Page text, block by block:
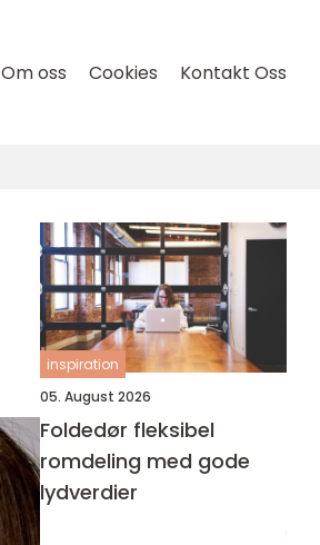
Om oss Cookies Kontakt Oss
inspiration
05. August 2026
Foldedør fleksibel
romdeling med gode
lydverdier